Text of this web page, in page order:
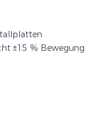
±15 % Bewegung